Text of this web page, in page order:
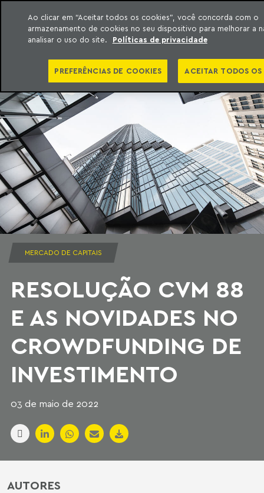
o conteúdo
Machado Meyer
MERCADO DE CAPITAIS
RESOLUÇÃO CVM 88
E AS NOVIDADES NO
CROWDFUNDING DE
INVESTIMENTO
03 de maio de 2022
AUTORES
Ao clicar em “Aceitar todos os cookies”, você concorda com o
armazenamento de cookies no seu dispositivo para melhorar a
analisar o uso do site.
Políticas de privacidade
PREFERÊNCIAS DE COOKIES ACEITAR TODOS